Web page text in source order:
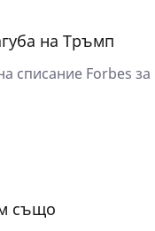
на Тръмп
списание Forbes за
също